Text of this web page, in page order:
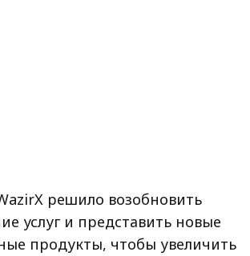
решило возобновить
услуг и представить новые
продукты, чтобы увеличить